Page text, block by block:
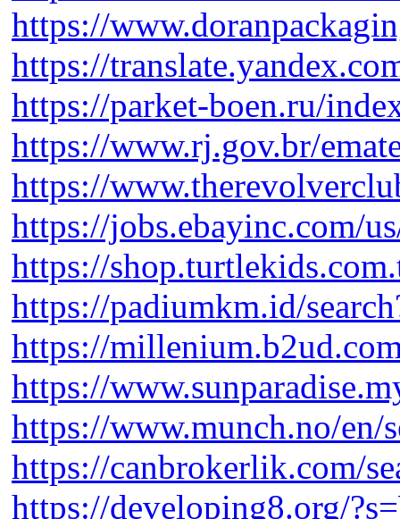
https://
https://
https://parket-boen.ru/
https://www.rj.gov.br/
https://
https://jobs.ebayinc.com/
https://
https://padiumkm.id/
https://
https://
https://www.munch.no/en/
https://canbrokerlik.com/
https://developing8.org/